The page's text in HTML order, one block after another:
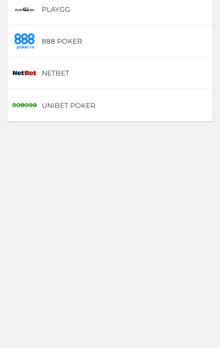
PLAYGG
888 POKER
NETBET
UNIBET POKER